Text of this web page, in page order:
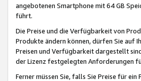
angebotenen Smartphone mit 64 GB
führt.
Die Preise und die Verfügbarkeit von
Produkte ändern können, dürfen Sie auf
Preisen und Verfügbarkeit dargestellt
der Lizenz festgelegten Anforderungen
Ferner müssen Sie, falls Sie Preise für